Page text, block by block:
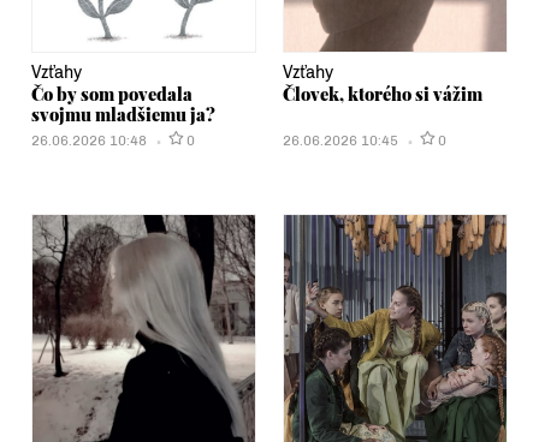
Vzťahy
Čo by som povedala
svojmu mladšiemu ja?
26.06.2026 10:48 0
Vzťahy
Človek, ktorého si vážim
26.06.2026 10:45 0